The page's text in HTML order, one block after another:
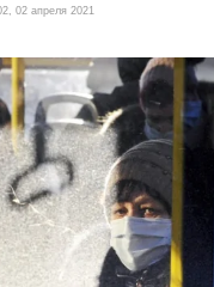
02 апреля 2021